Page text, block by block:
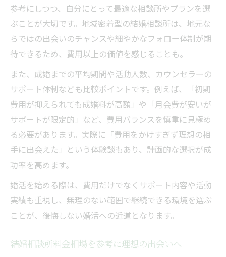
参考にしつつ、自分にとって最適な相談所やプランを選
ぶことが大切です。地域密着型の結婚相談所は、地元な
らではの出会いのチャンスや細やかなフォロー体制が期
待できるため、費用以上の価値を感じることも。
また、成婚までの平均期間や活動人数、カウンセラーの
サポート体制なども比較ポイントです。例えば、「初期
費用が抑えられても成婚料が高額」や「月会費が安いが
サポートが限定的」など、費用バランスを慎重に見極め
る必要があります。実際に「費用をかけすぎず理想の相
手に出会えた」という体験談もあり、計画的な選択が成
功率を高めます。
婚活を始める際は、費用だけでなくサポート内容や活動
実績も重視し、無理のない範囲で継続できる環境を選ぶ
ことが、後悔しない婚活への近道となります。
結婚相談所料金相場を参考に理想の出会いへ